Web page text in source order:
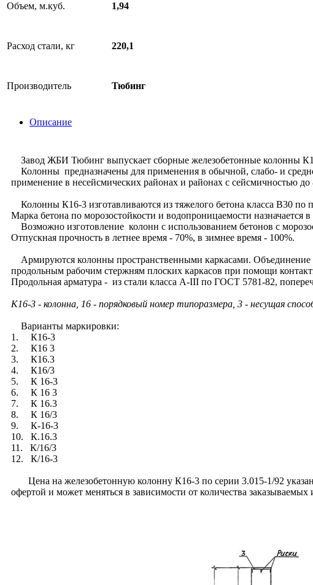
Объем, м.куб. 1,94
Расход стали, кг 220,1
Производитель Тюбинг
Описание
Завод ЖБИ Тюбинг выпускает сборные железобетонные колонны
Колонны предназначены для применения в обычной, слабо- и
применение в несейсмических районах и районах с сейсмичностью до
Колонны К16-3 изготавливаются из тяжелого бетона класса В30 по
Марка бетона по морозостойкости и водопроницаемости назначается
Возможно изготовление колонн с использованием бетонов с
Отпускная прочность в летнее время - 70%, в зимнее время - 100%.
Армируются колонны пространственными каркасами. Объединение
продольным рабочим стержням плоских каркасов при помощи
Продольная арматура - из стали класса А-III по ГОСТ 5781-82,
К16-3 - колонна, 16 - порядковый номер типоразмера, 3 - несущая
Варианты маркировки:
1. К16-3
2. К16 3
3. К16.3
4. К16/3
5. К 16-3
6. К 16 3
7. К 16.3
8. К 16/3
9. К-16-3
10. К.16.3
11. К/16/3
12. К/16-3
Цена на железобетонную колонну К16-3 по серии 3.015-1/92
офертой и может меняться в зависимости от количества